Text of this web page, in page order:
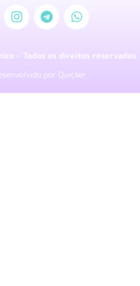
– Todos os direitos reservados
por Quicker